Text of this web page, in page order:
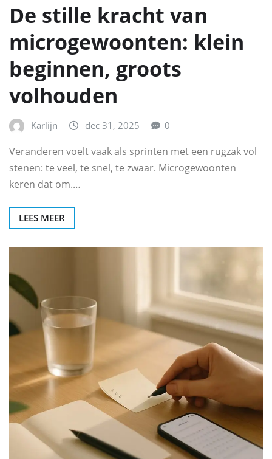
De stille kracht van
microgewoonten: klein
beginnen, groots
volhouden
Karlijn dec 31, 2025 0
Veranderen voelt vaak als sprinten met een rugzak vol
stenen: te veel, te snel, te zwaar. Microgewoonten
keren dat om.…
LEES MEER